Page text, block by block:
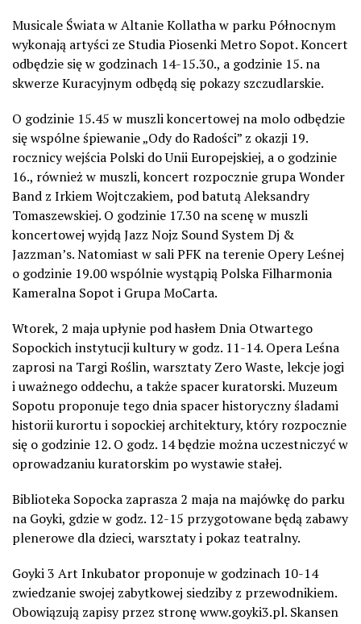
Musicale Świata w Altanie Kollatha w parku Północnym
wykonają artyści ze Studia Piosenki Metro Sopot. Koncert
odbędzie się w godzinach 14-15.30., a godzinie 15. na
skwerze Kuracyjnym odbędą się pokazy szczudlarskie.
O godzinie 15.45 w muszli koncertowej na molo odbędzie
się wspólne śpiewanie „Ody do Radości” z okazji 19.
rocznicy wejścia Polski do Unii Europejskiej, a o godzinie
16., również w muszli, koncert rozpocznie grupa Wonder
Band z Irkiem Wojtczakiem, pod batutą Aleksandry
Tomaszewskiej. O godzinie 17.30 na scenę w muszli
koncertowej wyjdą Jazz Nojz Sound System Dj &
Jazzman’s. Natomiast w sali PFK na terenie Opery Leśnej
o godzinie 19.00 wspólnie wystąpią Polska Filharmonia
Kameralna Sopot i Grupa MoCarta.
Wtorek, 2 maja upłynie pod hasłem Dnia Otwartego
Sopockich instytucji kultury w godz. 11-14. Opera Leśna
zaprosi na Targi Roślin, warsztaty Zero Waste, lekcje jogi
i uważnego oddechu, a także spacer kuratorski. Muzeum
Sopotu proponuje tego dnia spacer historyczny śladami
historii kurortu i sopockiej architektury, który rozpocznie
się o godzinie 12. O godz. 14 będzie można uczestniczyć w
oprowadzaniu kuratorskim po wystawie stałej.
Biblioteka Sopocka zaprasza 2 maja na majówkę do parku
na Goyki, gdzie w godz. 12-15 przygotowane będą zabawy
plenerowe dla dzieci, warsztaty i pokaz teatralny.
Goyki 3 Art Inkubator proponuje w godzinach 10-14
zwiedzanie swojej zabytkowej siedziby z przewodnikiem.
Obowiązują zapisy przez stronę www.goyki3.pl. Skansen